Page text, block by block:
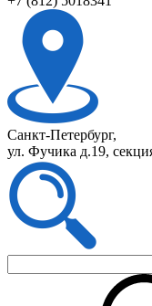
Санкт-Петербург,
ул. Фучика д.19,